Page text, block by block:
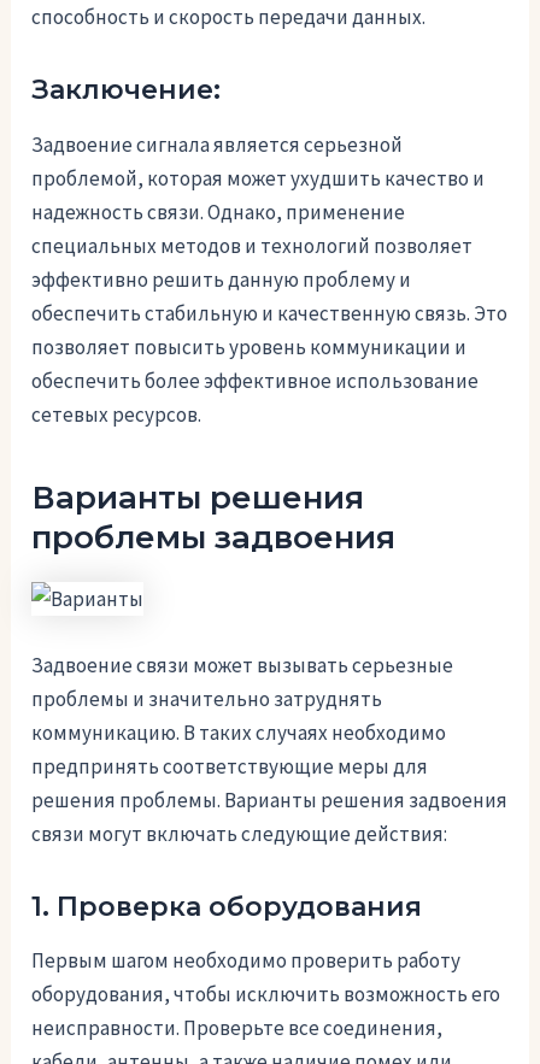
способность и скорость передачи данных.
Заключение:
Задвоение сигнала является серьезной
проблемой, которая может ухудшить качество и
надежность связи. Однако, применение
специальных методов и технологий позволяет
эффективно решить данную проблему и
обеспечить стабильную и качественную связь. Это
позволяет повысить уровень коммуникации и
обеспечить более эффективное использование
сетевых ресурсов.
Варианты решения
проблемы задвоения
Задвоение связи может вызывать серьезные
проблемы и значительно затруднять
коммуникацию. В таких случаях необходимо
предпринять соответствующие меры для
решения проблемы. Варианты решения задвоения
связи могут включать следующие действия:
1. Проверка оборудования
Первым шагом необходимо проверить работу
оборудования, чтобы исключить возможность его
неисправности. Проверьте все соединения,